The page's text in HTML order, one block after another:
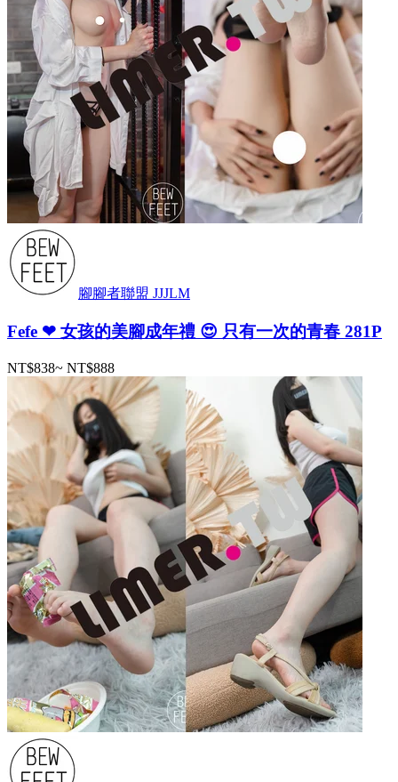
腳腳者聯盟 JJJLM
Fefe ❤ 女孩的美腳成年禮 😍 只有一次的青春 281P
NT$838~ NT$888